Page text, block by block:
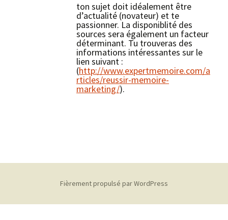
ton sujet doit idéalement être
d’actualité (novateur) et te
passionner. La disponiblité des
sources sera également un facteur
déterminant. Tu trouveras des
informations intéressantes sur le
lien suivant :
(http://www.expertmemoire.com/a
rticles/reussir-memoire-
marketing/).
Fièrement propulsé par WordPress